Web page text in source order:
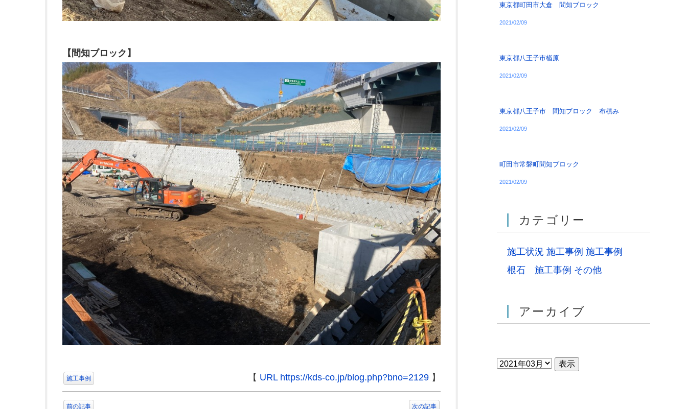
【間知ブロック】
施工事例 【 URL https://kds-co.jp/blog.php?bno=2129 】
前の記事 次の記事
東京都町田市大倉 間知ブロック
2021/02/09
東京都八王子市楢原
2021/02/09
東京都八王子市 間知ブロック 布積み
2021/02/09
町田市常磐町間知ブロック
2021/02/09
カテゴリー
施工状況 施工事例 施工事例
根石 施工事例 その他
アーカイブ